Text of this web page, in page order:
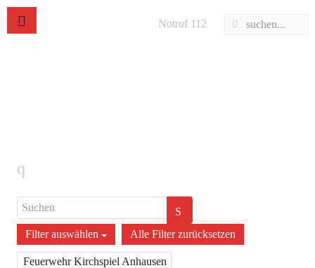
Notruf 112
Filter auswählen Alle Filter zurücksetzen